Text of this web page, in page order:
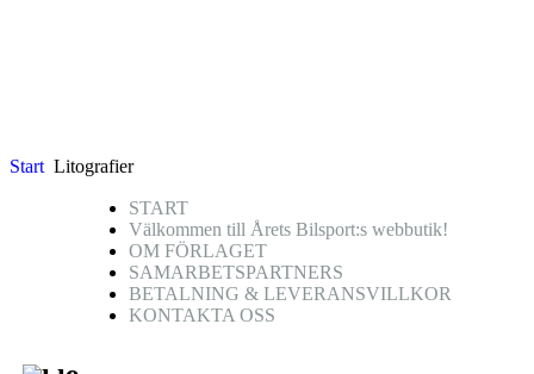
Start Litografier
START
Välkommen till Årets Bilsport:s webbutik!
OM FÖRLAGET
SAMARBETSPARTNERS
BETALNING & LEVERANSVILLKOR
KONTAKTA OSS